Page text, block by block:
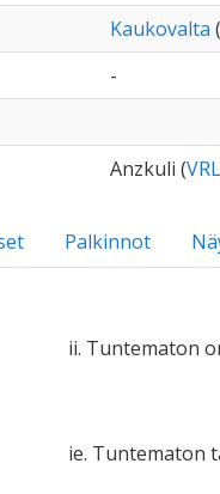
Kaukovalta
-
Anzkuli (
Palkinnot
ii. Tuntematon
ie. Tuntematon